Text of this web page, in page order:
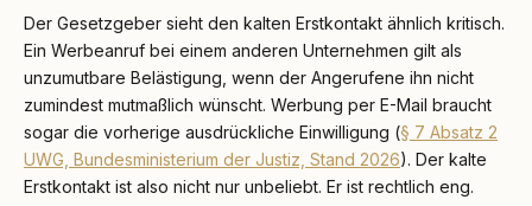
Der Gesetzgeber sieht den kalten Erstkontakt ähnlich kritisch.
Ein Werbeanruf bei einem anderen Unternehmen gilt als
unzumutbare Belästigung, wenn der Angerufene ihn nicht
zumindest mutmaßlich wünscht. Werbung per E-Mail braucht
sogar die vorherige ausdrückliche Einwilligung (§ 7 Absatz 2
UWG, Bundesministerium der Justiz, Stand 2026). Der kalte
Erstkontakt ist also nicht nur unbeliebt. Er ist rechtlich eng.